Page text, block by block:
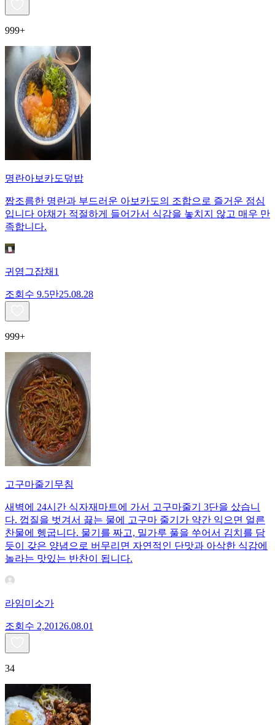
999+
명란아보카도덮밥
짭조름한 명란과 부드러운 아보카도의 조합으로 즐거운 점심
입니다 야채가 적절하게 들어가서 식감을 놓치지 않고 매우 만
족합니다.
귀염그잡채1
조회수 9.5만25.08.28
999+
고구마줄기무침
새벽에 24시간 식자재마트에 가서 고구마줄기 3단을 샀습니
다. 껍질을 벗겨서 끓는 물에 고구마 줄기가 약간 익으면 얼른
찬물에 헹굽니다. 물기를 짜고, 밀가루 풀을 쑤어서 김치를 담
듯이 갖은 양념으로 버무리면 자연적인 단맛과 아삭한 식감에
놀라는 맛있는 반찬이 됩니다.
라임미소가
조회수 2,201 26.08.01
34